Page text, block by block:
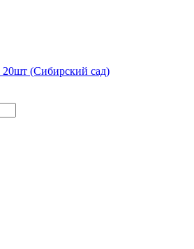
20шт (Сибирский сад)